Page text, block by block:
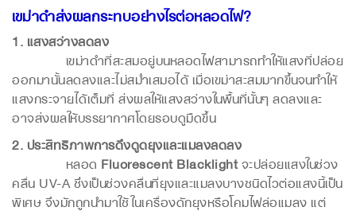
เขม่าดำส่งผลกระทบอย่างไรต่อหลอดไฟ?
1. แสงสว่างลดลง
เขม่าดำที่สะสมอยู่บนหลอดไฟสามารถทำให้แสงที่ปล่อย
ออกมานั้นลดลงและไม่สม่ำเสมอได้ เมื่อเขม่าสะสมมากขึ้นจนทำให้
แสงกระจายได้เต็มที่ ส่งผลให้แสงสว่างในพื้นที่นั้นๆ ลดลงและ
อาจส่งผลให้บรรยากาศโดยรอบดูมืดขึ้น
2. ประสิทธิภาพการดึงดูดยุงและแมลงลดลง
หลอด Fluorescent Blacklightจะปล่อยแสงในช่วง
คลื่น UV-A ซึ่งเป็นช่วงคลื่นที่ยุงและแมลงบางชนิดไวต่อแสงนี้เป็น
พิเศษ จึงมักถูกนำมาใช้ในเครื่องดักยุงหรือโคมไฟล่อแมลง แต่